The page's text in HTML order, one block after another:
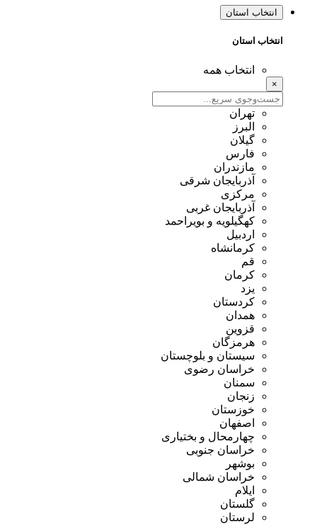
انتخاب استان
انتخاب استان
انتخاب همه
×
تهران
البرز
گیلان
فارس
مازندران
آذربایجان شرقی
مرکزی
آذربایجان غربی
کهگیلویه و بویراحمد
اردبیل
کرمانشاه
قم
کرمان
یزد
کردستان
همدان
قزوین
هرمزگان
سیستان و بلوچستان
خراسان رضوی
سمنان
زنجان
خوزستان
اصفهان
چهارمحال و بختیاری
خراسان جنوبی
بوشهر
خراسان شمالی
ایلام
گلستان
لرستان